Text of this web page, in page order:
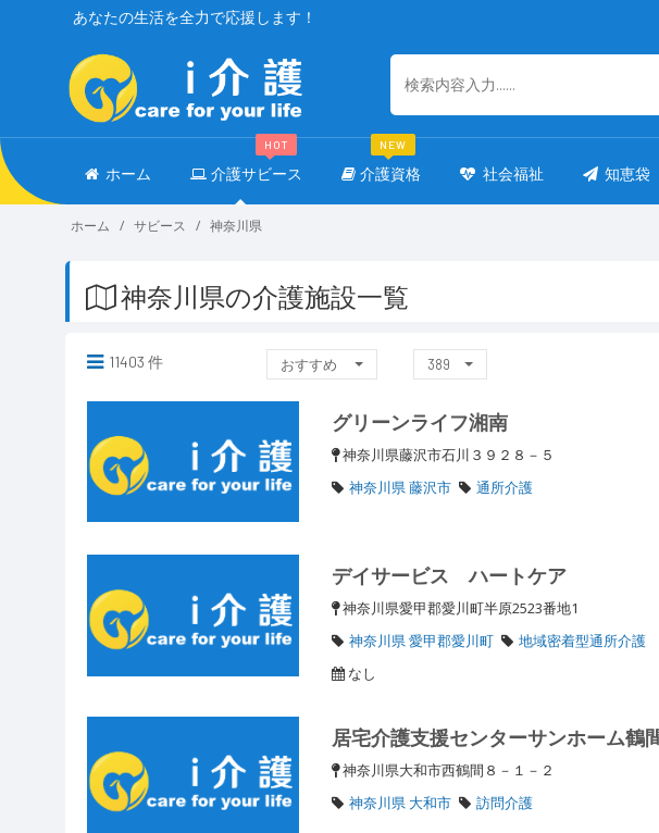
あなたの生活を全力で応援します！
ホーム 介護サビース
HOT
介護資格
NEW
社会福祉 知恵袋
ホーム サビース 神奈川県
神奈川県の介護施設一覧
11403 件 おすすめ 389
グリーンライフ湘南
神奈川県藤沢市石川３９２８－５
神奈川県 藤沢市
通所介護
デイサービス ハートケア
神奈川県愛甲郡愛川町半原2523番地1
神奈川県 愛甲郡愛川町
地域密着型通所介護
なし
居宅介護支援センターサンホーム鶴
神奈川県大和市西鶴間８－１－２
神奈川県 大和市
訪問介護